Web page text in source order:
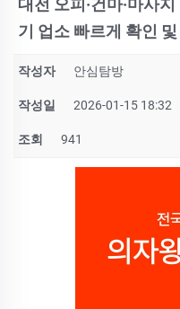
대전 오피·건마·마사
기 업소 빠르게 확인
작성자 안심탐방
작성일 2026-01-15 18:32
조회 941